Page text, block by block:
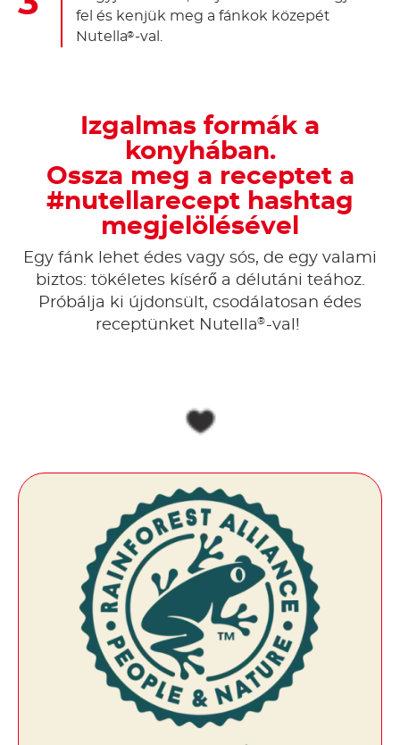
fel és kenjük meg a fánkok közepét
Nutella® -val.
Izgalmas formák a
konyhában.
Ossza meg a receptet a
#nutellarecept hashtag
megjelölésével
Egy fánk lehet édes vagy sós, de egy valami
biztos: tökéletes kísérő a délutáni teához.
Próbálja ki újdonsült, csodálatosan édes
receptünket Nutella®-val!